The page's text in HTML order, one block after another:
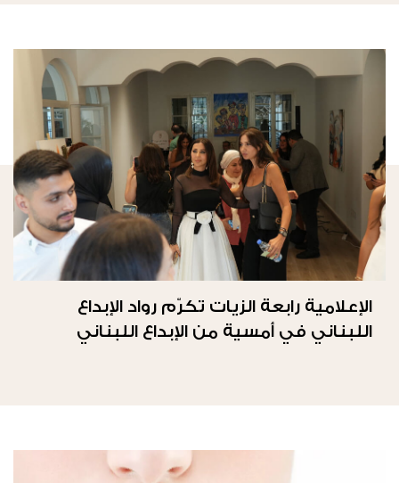
الإعلامية رابعة الزيات تكرّم رواد الإبداع
اللبناني في أمسية من الإبداع اللبناني